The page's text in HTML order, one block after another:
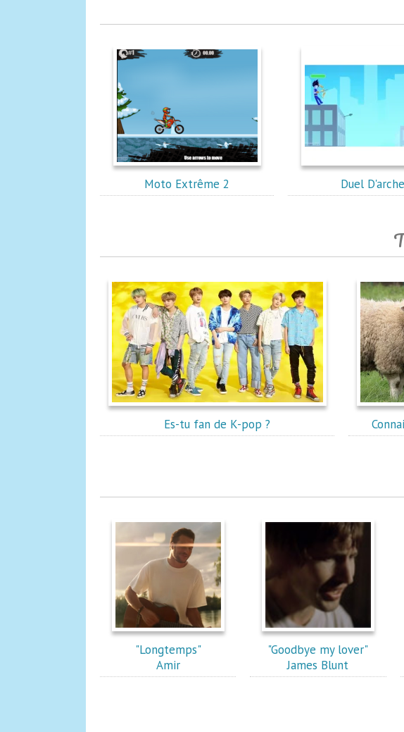
Moto Extrême 2 Duel
Es-tu fan de K-pop ?
"Longtemps"
Amir
"Goodbye my lover"
James Blunt